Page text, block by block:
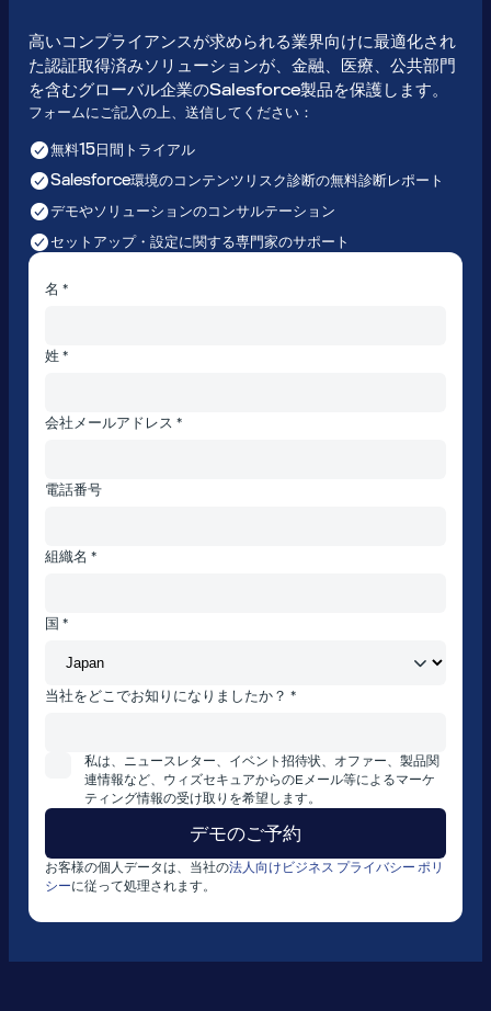
高いコンプライアンスが求められる業界向けに最適化され
た認証取得済みソリューションが、金融、医療、公共部門
を含むグローバル企業のSalesforce製品を保護します。
フォームにご記入の上、送信してください：
無料15日間トライアル
Salesforce環境のコンテンツリスク診断の無料診断レポート
デモやソリューションのコンサルテーション
セットアップ・設定に関する専門家のサポート
名 *
姓 *
会社メールアドレス *
電話番号
組織名 *
国 *
当社をどこでお知りになりましたか？ *
私は、ニュースレター、イベント招待状、オファー、製品関
連情報など、ウィズセキュアからのEメール等によるマーケ
ティング情報の受け取りを希望します。
お客様の個人データは、当社の法人向けビジネス プライバシー ポリ
シーに従って処理されます。